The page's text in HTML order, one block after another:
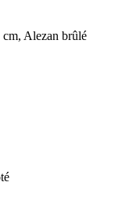
Alezan brûlé